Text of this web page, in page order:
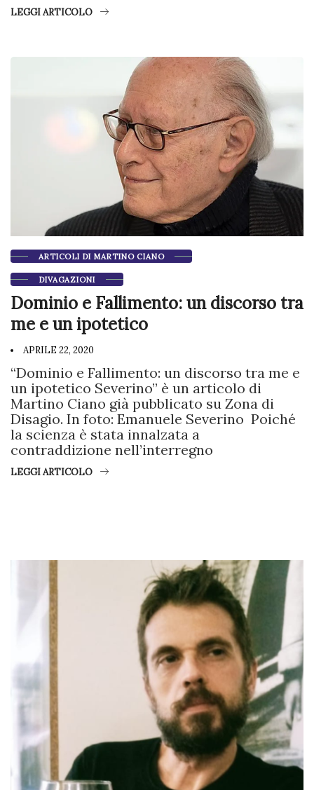
LEGGI ARTICOLO
ARTICOLI DI MARTINO CIANO
DIVAGAZIONI
Dominio e Fallimento: un discorso tra
me e un ipotetico
APRILE 22, 2020
“Dominio e Fallimento: un discorso tra me e
un ipotetico Severino” è un articolo di
Martino Ciano già pubblicato su Zona di
Disagio. In foto: Emanuele Severino Poiché
la scienza è stata innalzata a
contraddizione nell’interregno
LEGGI ARTICOLO